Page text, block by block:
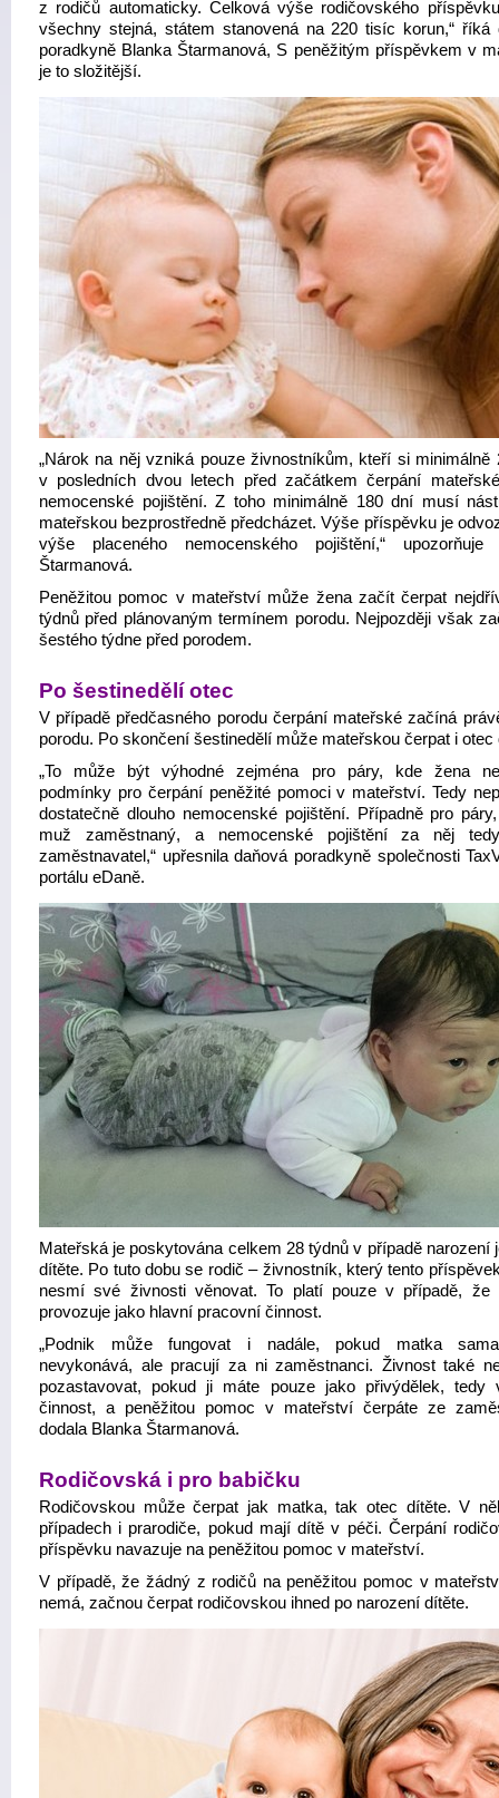
z rodičů automaticky. Celková výše rodičovského
všechny stejná, státem stanovená na 220 tisíc korun,“ říká
poradkyně Blanka Štarmanová, S peněžitým příspěvkem v
je to složitější.
„Nárok na něj vzniká pouze živnostníkům, kteří si minimálně
v posledních dvou letech před začátkem čerpání
nemocenské pojištění. Z toho minimálně 180 dní musí
mateřskou bezprostředně předcházet. Výše příspěvku je
výše placeného nemocenského pojištění,“ upozorňuje
Štarmanová.
Peněžitou pomoc v mateřství může žena začít čerpat
týdnů před plánovaným termínem porodu. Nejpozději však
šestého týdne před porodem.
Po šestinedělí otec
V případě předčasného porodu čerpání mateřské začíná
porodu. Po skončení šestinedělí může mateřskou čerpat i otec
„To může být výhodné zejména pro páry, kde žena
podmínky pro čerpání peněžité pomoci v mateřství. Tedy
dostatečně dlouho nemocenské pojištění. Případně pro
muž zaměstnaný, a nemocenské pojištění za něj
zaměstnavatel,“ upřesnila daňová poradkyně společnosti
portálu eDaně.
Mateřská je poskytována celkem 28 týdnů v případě narození
dítěte. Po tuto dobu se rodič – živnostník, který tento
nesmí své živnosti věnovat. To platí pouze v případě, že
provozuje jako hlavní pracovní činnost.
„Podnik může fungovat i nadále, pokud matka
nevykonává, ale pracují za ni zaměstnanci. Živnost také
pozastavovat, pokud ji máte pouze jako přivýdělek, tedy
činnost, a peněžitou pomoc v mateřství čerpáte ze
dodala Blanka Štarmanová.
Rodičovská i pro babičku
Rodičovskou může čerpat jak matka, tak otec dítěte. V
případech i prarodiče, pokud mají dítě v péči. Čerpání
příspěvku navazuje na peněžitou pomoc v mateřství.
V případě, že žádný z rodičů na peněžitou pomoc v
nemá, začnou čerpat rodičovskou ihned po narození dítěte.